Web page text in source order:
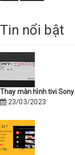
Tin nổi bật
Thay màn hình tivi
23/03/2023